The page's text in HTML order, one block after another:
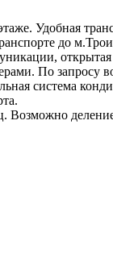
Удoбнaя
до
По запросу
система
Возможно